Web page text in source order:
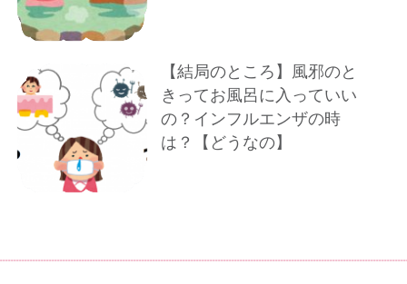
【結局のところ】風邪のと
きってお風呂に入っていい
の？インフルエンザの時
は？【どうなの】